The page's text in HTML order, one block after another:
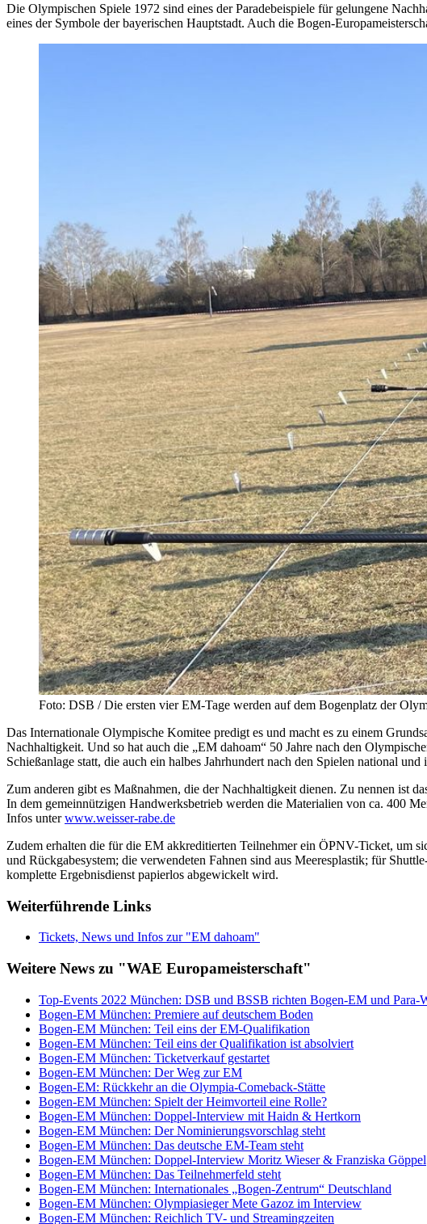
Die Olympischen Spiele 1972 sind eines der Paradebeispiele für gelungene
eines der Symbole der bayerischen Hauptstadt. Auch die Bogen-
Foto: DSB / Die ersten vier EM-Tage werden auf dem Bogenplatz der
Das Internationale Olympische Komitee predigt es und macht es zu einem
Nachhaltigkeit. Und so hat auch die „EM dahoam“ 50 Jahre nach den
Schießanlage statt, die auch ein halbes Jahrhundert nach den Spielen national
Zum anderen gibt es Maßnahmen, die der Nachhaltigkeit dienen. Zu nennen ist
In dem gemeinnützigen Handwerksbetrieb werden die Materialien von ca. 400
Infos unterwww.weisser-rabe.de
Zudem erhalten die für die EM akkreditierten Teilnehmer ein ÖPNV-Ticket, um
und Rückgabesystem; die verwendeten Fahnen sind aus Meeresplastik; für
komplette Ergebnisdienst papierlos abgewickelt wird.
Weiterführende Links
Tickets, News und Infos zur "EM dahoam"
Weitere News zu "WAE Europameisterschaft"
Top-Events 2022 München: DSB und BSSB richten Bogen-EM und Para-
Bogen-EM München: Premiere auf deutschem Boden
Bogen-EM München: Teil eins der EM-Qualifikation
Bogen-EM München: Teil eins der Qualifikation ist absolviert
Bogen-EM München: Ticketverkauf gestartet
Bogen-EM München: Der Weg zur EM
Bogen-EM: Rückkehr an die Olympia-Comeback-Stätte
Bogen-EM München: Spielt der Heimvorteil eine Rolle?
Bogen-EM München: Doppel-Interview mit Haidn & Hertkorn
Bogen-EM München: Der Nominierungsvorschlag steht
Bogen-EM München: Das deutsche EM-Team steht
Bogen-EM München: Doppel-Interview Moritz Wieser & Franziska Göppel
Bogen-EM München: Das Teilnehmerfeld steht
Bogen-EM München: Internationales „Bogen-Zentrum“ Deutschland
Bogen-EM München: Olympiasieger Mete Gazoz im Interview
Bogen-EM München: Reichlich TV- und Streamingzeiten